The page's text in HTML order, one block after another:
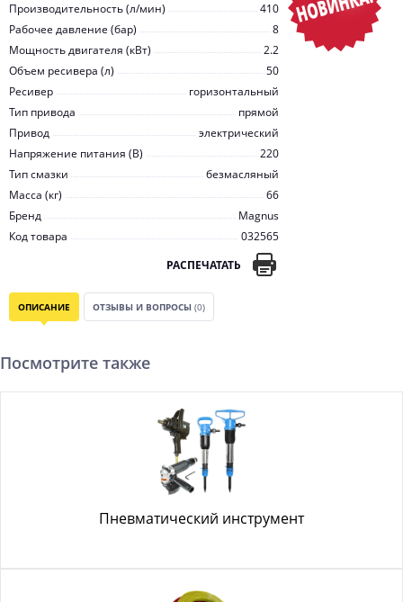
Производительность (л/мин)
410
Рабочее давление (бар)
8
Мощность двигателя (кВт)
2.2
Объем ресивера (л)
50
Ресивер
горизонтальный
Тип привода
прямой
Привод
электрический
Напряжение питания (В)
220
Тип смазки
безмасляный
Масса (кг)
66
Бренд
Magnus
Код товара
032565
РАСПЕЧАТАТЬ
ОПИСАНИЕ ОТЗЫВЫ И ВОПРОСЫ (0)
Посмотрите также
Пневматический инструмент